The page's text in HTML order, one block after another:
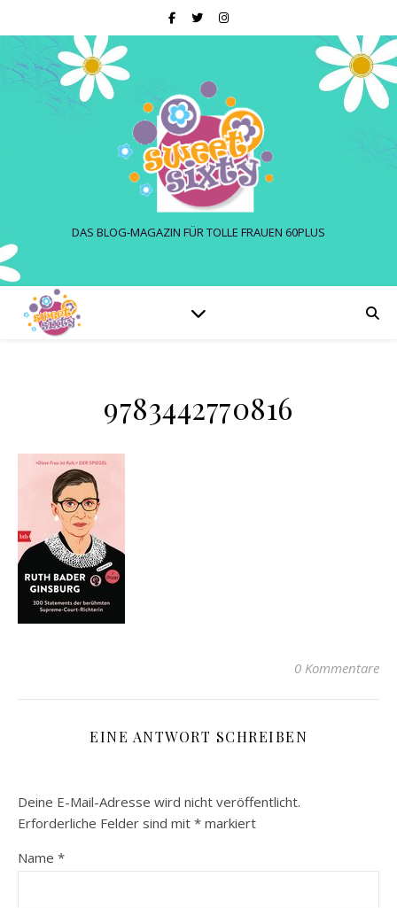
DAS BLOG-MAGAZIN FÜR TOLLE FRAUEN 60PLUS
9783442770816
0 Kommentare
EINE ANTWORT SCHREIBEN
Deine E-Mail-Adresse wird nicht veröffentlicht.
Erforderliche Felder sind mit * markiert
Name *